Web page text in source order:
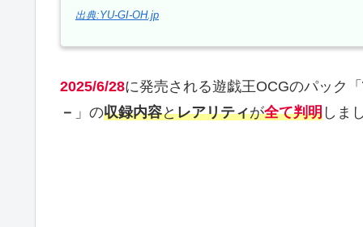
出典:YU-GI-OH.jp
2025/6/28に発売される遊戯王OCGのパック「
－ 」の収録内容とレアリティが全て判明 しま